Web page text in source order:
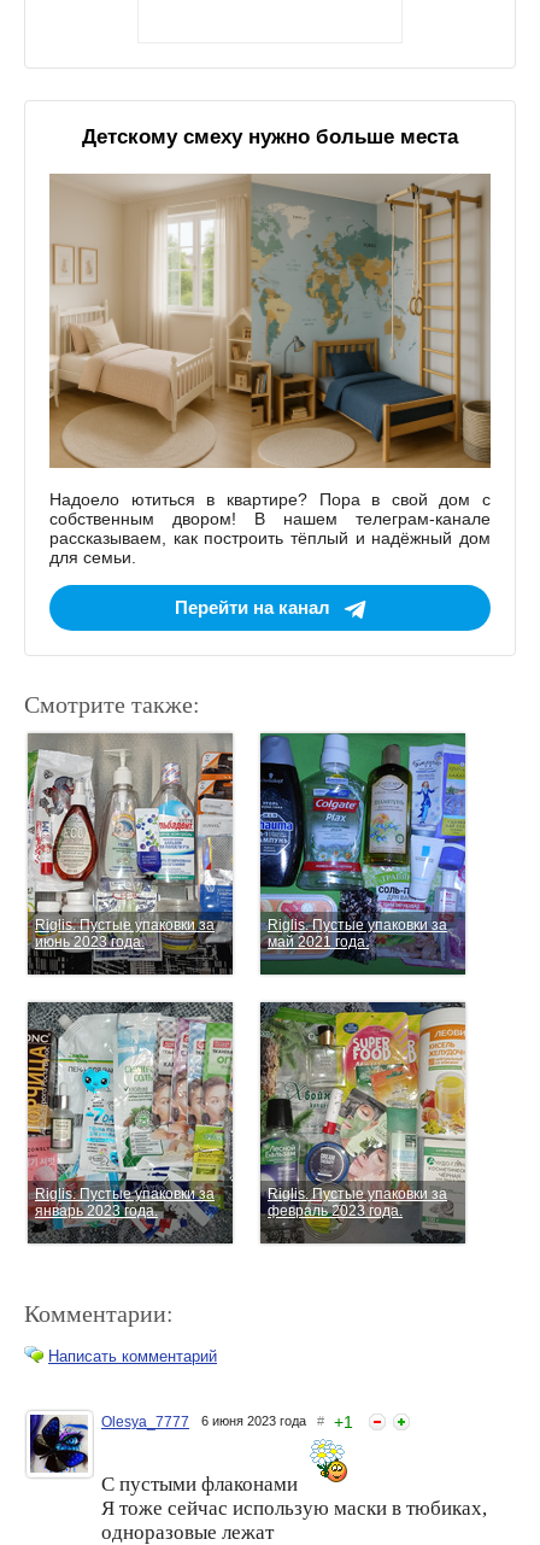
Детскому смеху нужно больше места
Надоело ютиться в квартире? Пора в свой дом с
собственным двором! В нашем телеграм-канале
рассказываем, как построить тёплый и надёжный дом
для семьи.
Перейти на канал
Смотрите также:
Riglis. Пустые упаковки за
июнь 2023 года.
Riglis. Пустые упаковки за
май 2021 года.
Riglis. Пустые упаковки за
январь 2023 года.
Riglis. Пустые упаковки за
февраль 2023 года.
Riglis. Пустые упаковки за
ноябрь 2023 года.
Riglis. Пустые упаковки за
март 2023 года.
Комментарии:
Написать комментарий
Olesya_7777 6 июня 2023 года # +1
С пустыми флаконами
Я тоже сейчас использую маски в тюбиках,
одноразовые лежат